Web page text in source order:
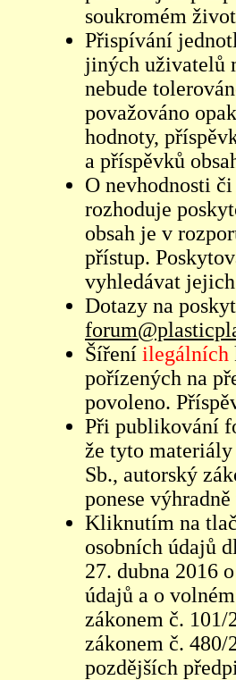
soukromém
Přispívání
jiných uživatelů
nebude
považováno
hodnoty,
a příspěvků
O nevhodnosti
rozhoduje
obsah je v
přístup.
vyhledávat
Dotazy na
Šíření ilegálních
pořízených na
povoleno.
Při publikování
že tyto
Sb., autorský
ponese
Kliknutím na
osobních údajů
27. dubna 2016
údajů a o
zákonem č. 101/
zákonem č.
pozdějších